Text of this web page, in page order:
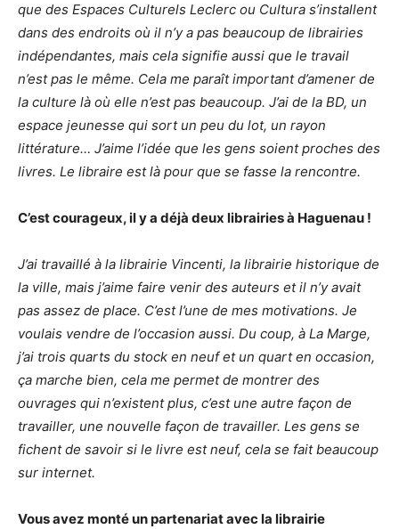
que des Espaces Culturels Leclerc ou Cultura s’installent
dans des endroits où il n’y a pas beaucoup de librairies
indépendantes, mais cela signifie aussi que le travail
n’est pas le même. Cela me paraît important d’amener de
la culture là où elle n’est pas beaucoup. J’ai de la BD, un
espace jeunesse qui sort un peu du lot, un rayon
littérature… J’aime l’idée que les gens soient proches des
livres. Le libraire est là pour que se fasse la rencontre.
C’est courageux, il y a déjà deux librairies à Haguenau !
J’ai travaillé à la librairie Vincenti, la librairie historique de
la ville, mais j’aime faire venir des auteurs et il n’y avait
pas assez de place. C’est l’une de mes motivations. Je
voulais vendre de l’occasion aussi. Du coup, à La Marge,
j’ai trois quarts du stock en neuf et un quart en occasion,
ça marche bien, cela me permet de montrer des
ouvrages qui n’existent plus, c’est une autre façon de
travailler, une nouvelle façon de travailler. Les gens se
fichent de savoir si le livre est neuf, cela se fait beaucoup
sur internet.
Vous avez monté un partenariat avec la librairie